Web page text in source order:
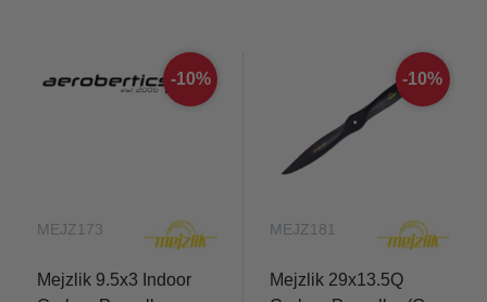
-10%
MEJZ173
Mejzlik 9.5x3 Indoor
-10%
MEJZ181
Mejzlik 29x13.5Q